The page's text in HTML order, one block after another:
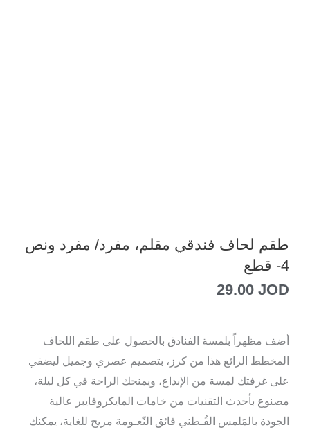
طقم لحاف فندقي مقلم، مفرد/ مفرد ونص
4- قطع
29.00 JOD
أضف مظهراً بلمسة الفنادق بالحصول على طقم اللحاف
المخطط الرائع هذا من كرز، بتصميم عصري وجميل ليضفي
على غرفتك لمسة من الإبداع، ويمنحك الراحة في كل ليلة،
مصنوع بأحدث التقنيات من خامات المايكروفايبر عالية
الجودة بالمَلمس القُـطني فائق النّعـومة مريح للغاية، يمكنك